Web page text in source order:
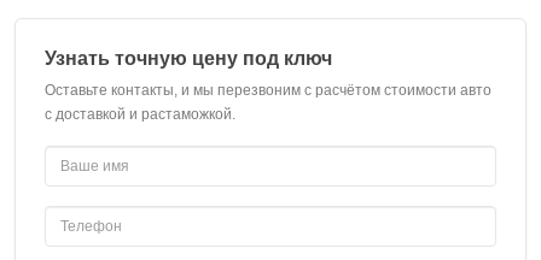
Узнать точную цену под ключ
Оставьте контакты, и мы перезвоним с расчётом стоимости авто
с доставкой и растаможкой.